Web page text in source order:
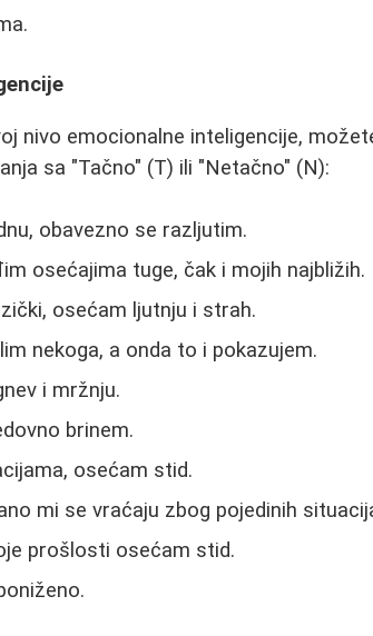
nivo emocionalne inteligencije,
sa "Tačno" (T) ili "Netačno" (N):
obavezno se razljutim.
osećajima tuge, čak i mojih najbližih.
osećam ljutnju i strah.
nekoga, a onda to i pokazujem.
i mržnju.
brinem.
osećam stid.
mi se vraćaju zbog pojedinih
prošlosti osećam stid.